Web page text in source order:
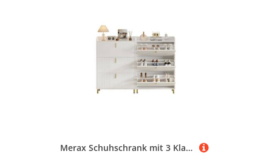
Merax Schuhschrank mit 3 Klappen, verstellbaren Regalen und Ablage (2-St) Schuhregal Schuhkommode mit goldenen Akzenten, mattweiß